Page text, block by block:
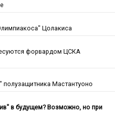
Цолакиса
форвардом ЦСКА
полузащитника Мастантуоно
в будущем? Возможно, но при